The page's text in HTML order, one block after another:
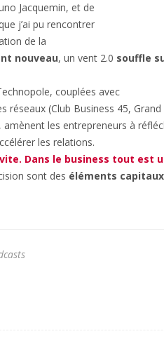
Jacquemin, et de
j’ai pu rencontrer
de la
nouveau, un vent 2.0 souffle
couplées avec
réseaux (Club Business 45,
les entrepreneurs à
les relations.
Dans le business tout est
sont des éléments